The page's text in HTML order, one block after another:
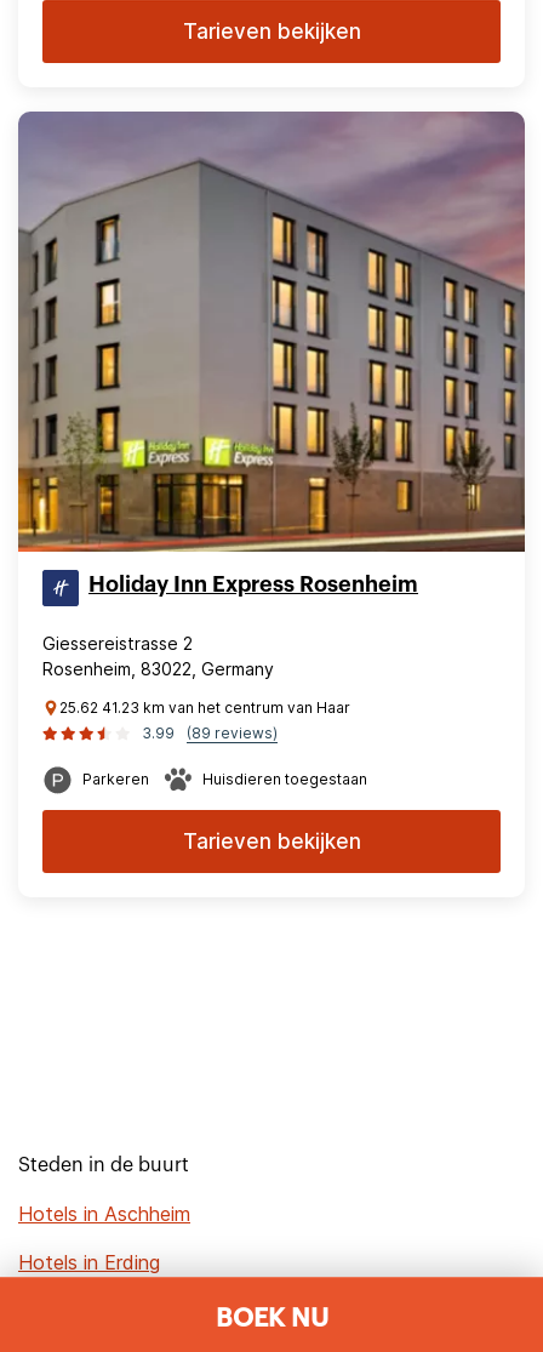
BOEK NU
Tarieven bekijken
Holiday Inn Express Rosenheim
Giessereistrasse 2
Rosenheim, 83022, Germany
25.62 41.23 km van het centrum van Haar
3.99
(89 reviews)
Parkeren Huisdieren toegestaan
Tarieven bekijken
Steden in de buurt
Hotels in Aschheim
Hotels in Erding